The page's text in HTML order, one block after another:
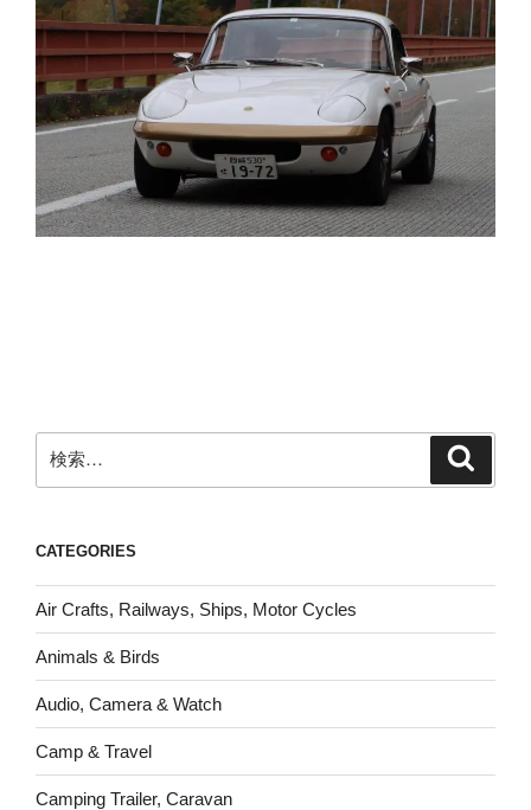
索:
CATEGORIES
Air Crafts, Railways, Ships, Motor Cycles
Animals & Birds
Audio, Camera & Watch
Camp & Travel
Camping Trailer, Caravan